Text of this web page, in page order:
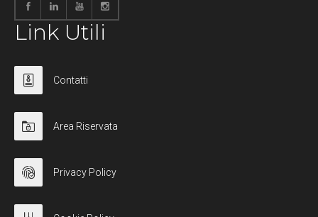
Link Utili
Contatti
Area Riservata
Privacy Policy